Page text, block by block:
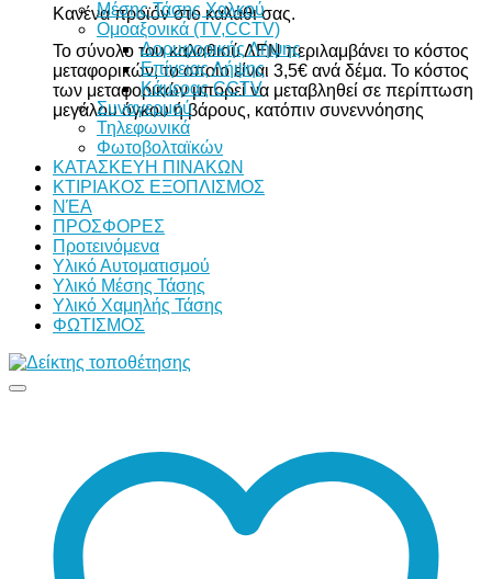
Κανένα προϊόν στο καλάθι σας.
Το σύνολο του καλαθιού ΔΕΝ περιλαμβάνει το κόστος
μεταφορικών, το οποίο είναι 3,5€ ανά δέμα. Το κόστος
των μεταφορικών μπορεί να μεταβληθεί σε περίπτωση
μεγάλου όγκου ή βάρους, κατόπιν συνεννόησης
Μέσης Τάσης Χαλκού
Ομοαξονικά (TV,CCTV)
Δορυφορικής Λήψης
Επίγειας Λήψης
Κάμερας CCTV
Συναγερμού
Τηλεφωνικά
Φωτοβολταϊκών
ΚΑΤΑΣΚΕΥΗ ΠΙΝΑΚΩΝ
ΚΤΙΡΙΑΚΟΣ ΕΞΟΠΛΙΣΜΟΣ
ΝΈΑ
ΠΡΟΣΦΟΡΕΣ
Προτεινόμενα
Υλικό Αυτοματισμού
Υλικό Μέσης Τάσης
Υλικό Χαμηλής Τάσης
ΦΩΤΙΣΜΟΣ